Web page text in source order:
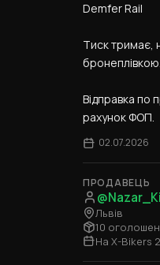
Demfer Rail
Тиск тримає,
бронеплівкою.
Відправка по
рахунок ФОП.
02.07.2026
ПРОДАВЕЦЬ
Львів
10
На X-Bikers